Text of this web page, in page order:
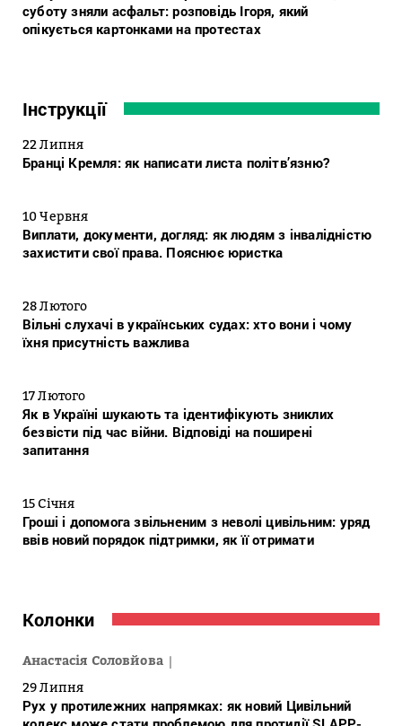
суботу зняли асфальт: розповідь Ігоря, який
опікується картонками на протестах
Інструкції
22 Липня
Бранці Кремля: як написати листа політв’язню?
10 Червня
Виплати, документи, догляд: як людям з інвалідністю
захистити свої права. Пояснює юристка
28 Лютого
Вільні слухачі в українських судах: хто вони і чому
їхня присутність важлива
17 Лютого
Як в Україні шукають та ідентифікують зниклих
безвісти під час війни. Відповіді на поширені
запитання
15 Січня
Гроші і допомога звільненим з неволі цивільним: уряд
ввів новий порядок підтримки, як її отримати
Колонки
Анастасія Соловйова
29 Липня
Рух у протилежних напрямках: як новий Цивільний